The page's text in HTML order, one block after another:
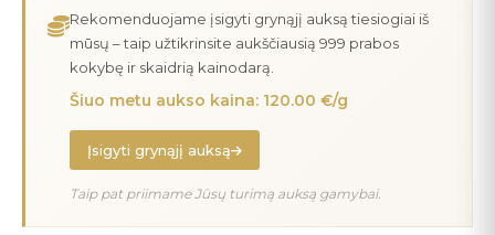
Rekomenduojame įsigyti grynąjį auksą tiesiogiai iš
mūsų – taip užtikrinsite aukščiausią 999 prabos
kokybę ir skaidrią kainodarą.
Šiuo metu aukso kaina: 120.00 €/g
Įsigyti grynąjį auksą
Taip pat priimame Jūsų turimą auksą gamybai.